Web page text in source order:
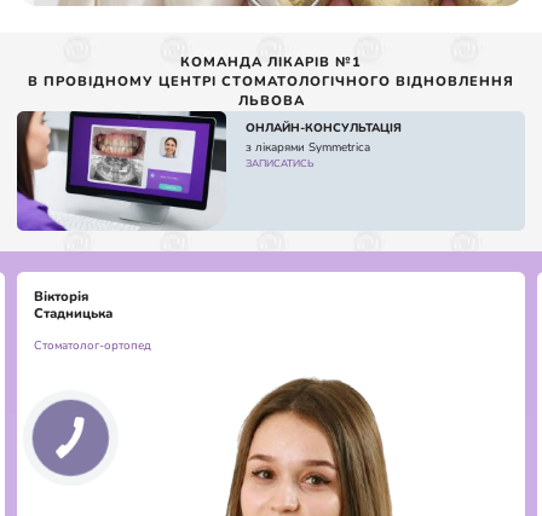
КОМАНДА ЛІКАРІВ №1
В ПРОВІДНОМУ ЦЕНТРІ СТОМАТОЛОГІЧНОГО ВІДНОВЛЕННЯ
ЛЬВОВА
ОНЛАЙН-КОНСУЛЬТАЦІЯ
з лікарями Symmetrica
ЗАПИСАТИСЬ
Вікторія
Cтадницька
Стоматолог-ортопед